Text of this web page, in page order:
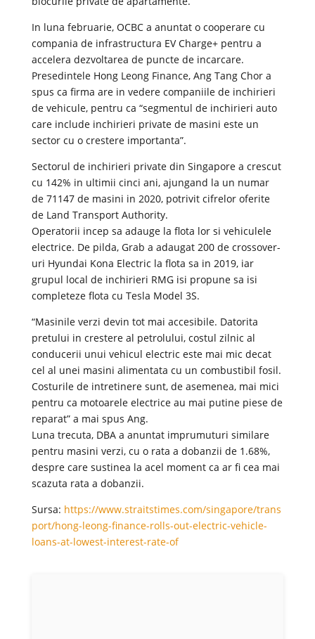
In luna februarie, OCBC a anuntat o cooperare cu
compania de infrastructura EV Charge+ pentru a
accelera dezvoltarea de puncte de incarcare.
Presedintele Hong Leong Finance, Ang Tang Chor a
spus ca firma are in vedere companiile de inchirieri
de vehicule, pentru ca “segmentul de inchirieri auto
care include inchirieri private de masini este un
sector cu o crestere importanta”.
Sectorul de inchirieri private din Singapore a crescut
cu 142% in ultimii cinci ani, ajungand la un numar
de 71147 de masini in 2020, potrivit cifrelor oferite
de Land Transport Authority.
Operatorii incep sa adauge la flota lor si vehiculele
electrice. De pilda, Grab a adaugat 200 de crossover-
uri Hyundai Kona Electric la flota sa in 2019, iar
grupul local de inchirieri RMG isi propune sa isi
completeze flota cu Tesla Model 3S.
“Masinile verzi devin tot mai accesibile. Datorita
pretului in crestere al petrolului, costul zilnic al
conducerii unui vehicul electric este mai mic decat
cel al unei masini alimentata cu un combustibil fosil.
Costurile de intretinere sunt, de asemenea, mai mici
pentru ca motoarele electrice au mai putine piese de
reparat” a mai spus Ang.
Luna trecuta, DBA a anuntat imprumuturi similare
pentru masini verzi, cu o rata a dobanzii de 1.68%,
despre care sustinea la acel moment ca ar fi cea mai
scazuta rata a dobanzii.
Sursa: https://www.straitstimes.com/singapore/trans
port/hong-leong-finance-rolls-out-electric-vehicle-
loans-at-lowest-interest-rate-of